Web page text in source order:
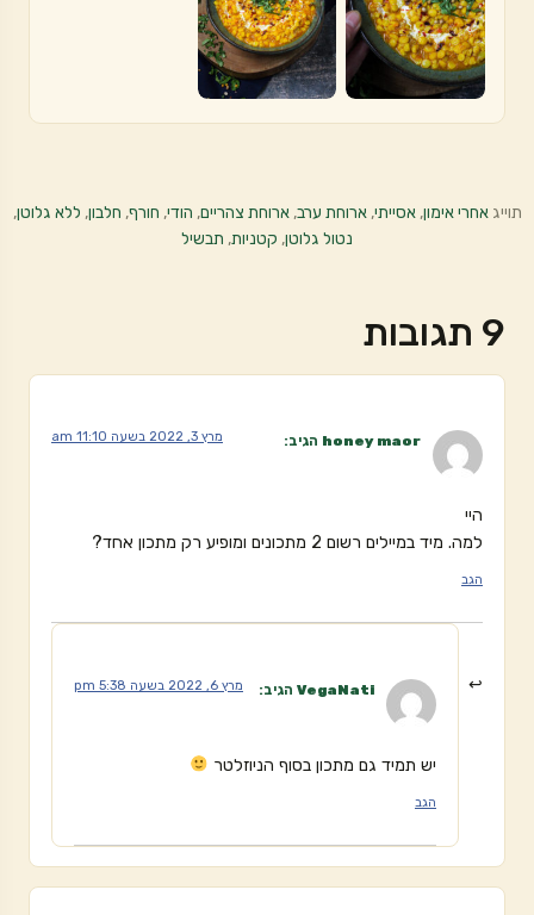
תוייגאחרי אימון,אסייתי,ארוחת ערב,ארוחת צהריים, הודי, חורף, חלבון, ללא גלוטן,
נטול גלוטן, קטניות, תבשיל
9 תגובות
honey maor הגיב: מרץ 3, 2022 בשעה 11:10 am
היי
למה. מיד במיילים רשום 2 מתכונים ומופיע רק מתכון אחד?
הגב
VegaNati הגיב: מרץ 6, 2022 בשעה 5:38 pm
יש תמיד גם מתכון בסוף הניוזלטר
הגב